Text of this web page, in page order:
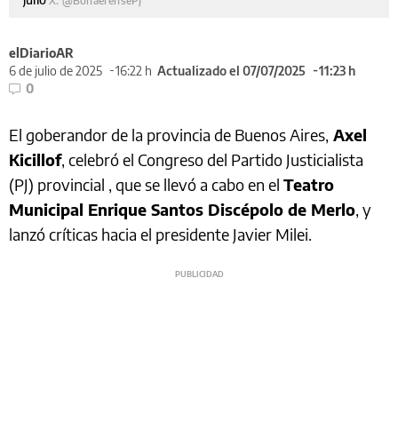
elDiarioAR
6 de julio de 2025
16:22 h Actualizado el 07/07/2025
11:23 h
0
El goberandor de la provincia de Buenos Aires, Axel
Kicillof, celebró el Congreso del Partido Justicialista
(PJ) provincial , que se llevó a cabo en el Teatro
Municipal Enrique Santos Discépolo de Merlo, y
lanzó críticas hacia el presidente Javier Milei.